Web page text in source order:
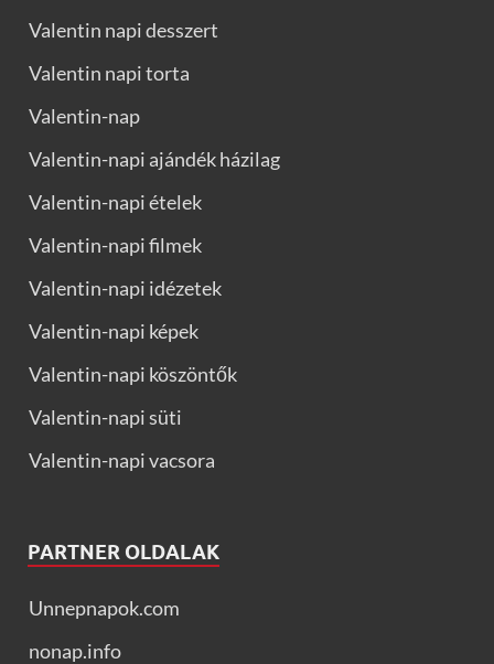
Valentin napi desszert
Valentin napi torta
Valentin-nap
Valentin-napi ajándék házilag
Valentin-napi ételek
Valentin-napi filmek
Valentin-napi idézetek
Valentin-napi képek
Valentin-napi köszöntők
Valentin-napi süti
Valentin-napi vacsora
PARTNER OLDALAK
Unnepnapok.com
nonap.info